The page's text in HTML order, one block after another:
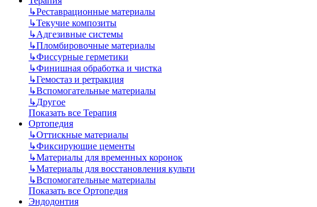
↳Реставрационные материалы
↳Текучие композиты
↳Адгезивные системы
↳Пломбировочные материалы
↳Фиссурные герметики
↳Финишная обработка и чистка
↳Гемостаз и ретракция
↳Вспомогательные материалы
↳Другое
Показать все Терапия
Ортопедия
↳Оттискные материалы
↳Фиксирующие цементы
↳Материалы для временных коронок
↳Материалы для восстановления культи
↳Вспомогательные материалы
Показать все Ортопедия
Эндодонтия